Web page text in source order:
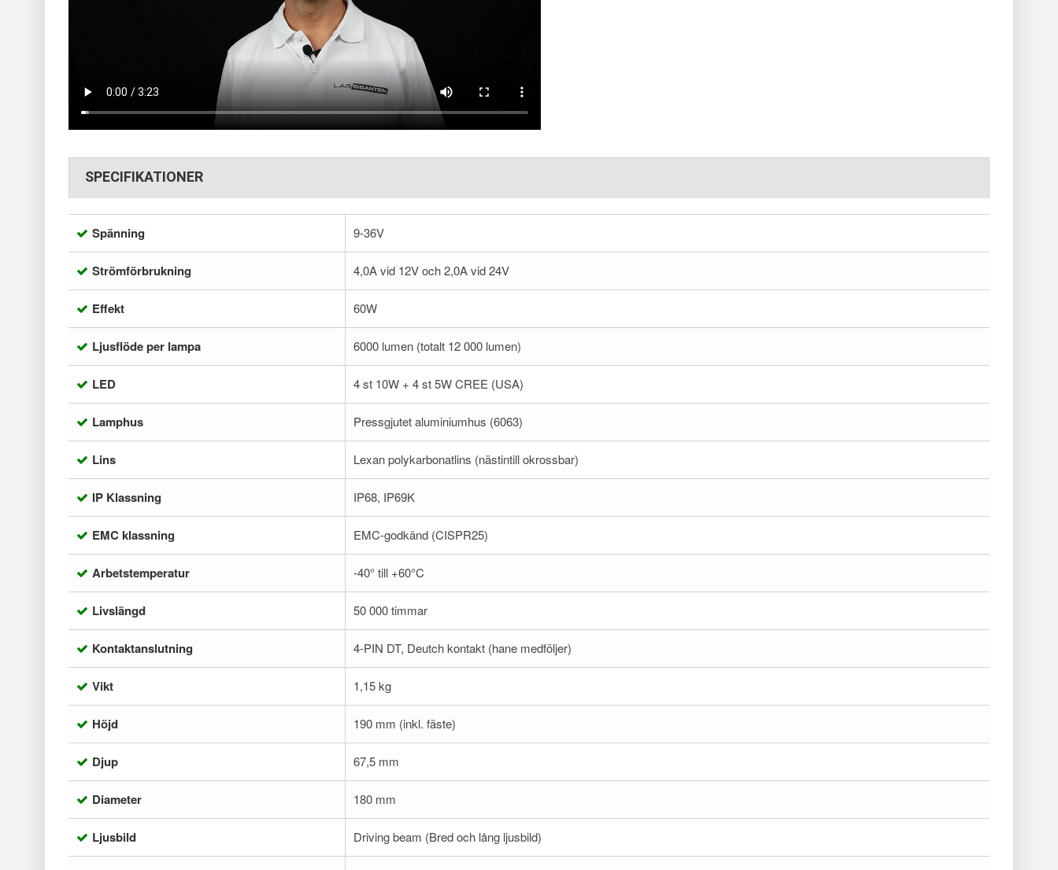
SPECIFIKATIONER
Spänning 9-36V
Strömförbrukning 4,0A vid 12V och 2,0A vid 24V
Effekt 60W
Ljusflöde per lampa 6000 lumen (totalt 12 000 lumen)
LED 4 st 10W + 4 st 5W CREE (USA)
Lamphus Pressgjutet aluminiumhus (6063)
Lins Lexan polykarbonatlins (nästintill okrossbar)
IP Klassning IP68, IP69K
EMC klassning EMC-godkänd (CISPR25)
Arbetstemperatur -40° till +60°C
Livslängd 50 000 timmar
Kontaktanslutning 4-PIN DT, Deutch kontakt (hane medföljer)
Vikt 1,15 kg
Höjd 190 mm (inkl. fäste)
Djup 67,5 mm
Diameter 180 mm
Ljusbild Driving beam (Bred och lång ljusbild)